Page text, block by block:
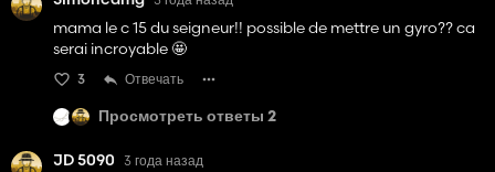
mama le c 15 du seigneur!! possible de mettre un gyro?? ca
serai incroyable 🤩
3 Отвечать
Просмотреть ответы 2
JD 5090 3 года назад